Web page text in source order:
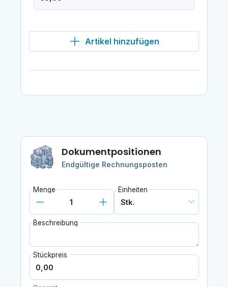
Artikel hinzufügen
Dokumentpositionen
Endgültige Rechnungsposten
Menge Einheiten
Beschreibung
Stückpreis